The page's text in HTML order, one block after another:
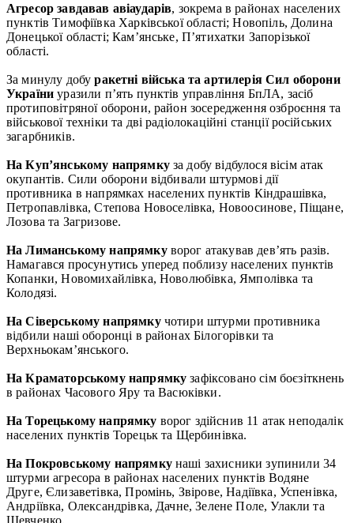
Агресор завдавав авіаударів, зокрема в районах населених
пунктів Тимофіївка Харківської області; Новопіль, Долина
Донецької області; Кам’янське, П’ятихатки Запорізької
області.
За минулу добуракетні війська та артилерія Сил оборони
Україниуразили п’ять пунктів управління БпЛА, засіб
протиповітряної оборони, район зосередження озброєння та
військової техніки та дві радіолокаційні станції російських
загарбників.
На Куп’янському напрямкуза добу відбулося вісім атак
окупантів. Сили оборони відбивали штурмові дії
противника в напрямках населених пунктів Кіндрашівка,
Петропавлівка, Степова Новоселівка, Новоосинове, Піщане,
Лозова та Загризове.
На Лиманському напрямкуворог атакував дев’ять разів.
Намагався просунутись уперед поблизу населених пунктів
Копанки, Новомихайлівка, Новолюбівка, Ямполівка та
Колодязі.
На Сіверському напрямкучотири штурми противника
відбили наші оборонці в районах Білогорівки та
Верхньокам’янського.
На Краматорському напрямку зафіксовано сім боєзіткнень
в районах Часового Яру та Васюківки.
На Торецькому напрямку ворог здійснив 11 атак неподалік
населених пунктів Торецьк та Щербинівка.
На Покровському напрямкунаші захисники зупинили 34
штурми агресора в районах населених пунктів Водяне
Друге, Єлизаветівка, Промінь, Звірове, Надіївка, Успенівка,
Андріївка, Олександрівка, Дачне, Зелене Поле, Улакли та
Шевченко.